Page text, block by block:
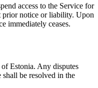
access to the Service for
prior notice or liability. Upon
immediately ceases.
Estonia. Any disputes
shall be resolved in the